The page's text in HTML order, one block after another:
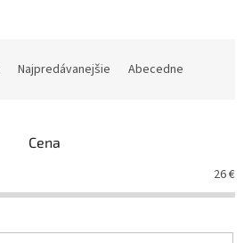
Najpredávanejšie Abecedne
Cena
26€